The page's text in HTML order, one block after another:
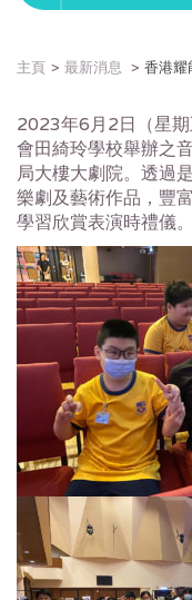
主頁 最新消息 香港耀
2023年6月2日（星
會田綺玲學校舉辦之
局大樓大劇院。透過
樂劇及藝術作品，豐
學習欣賞表演時禮儀。